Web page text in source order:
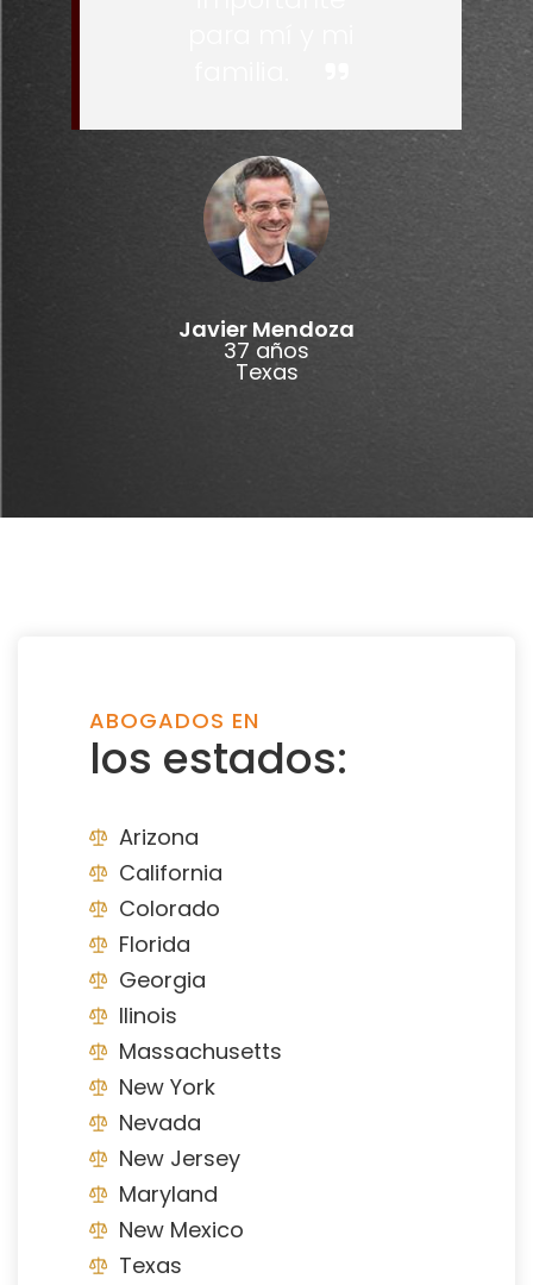
Javier Mendoza
37 años
Texas
ABOGADOS EN
los estados:
Arizona
California
Colorado
Florida
Georgia
Ilinois
Massachusetts
New York
Nevada
New Jersey
Maryland
New Mexico
Texas